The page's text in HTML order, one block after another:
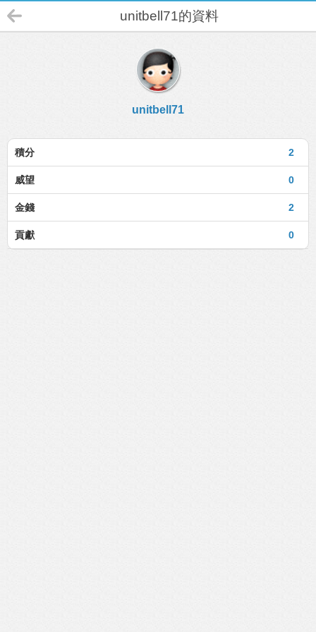
unitbell71的資料
unitbell71
2
積分
0
威望
2
金錢
0
貢獻